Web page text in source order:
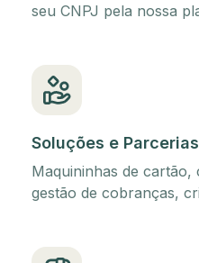
seu CNPJ pela nossa
Soluções e
Maquininhas de cartão,
gestão de cobranças,